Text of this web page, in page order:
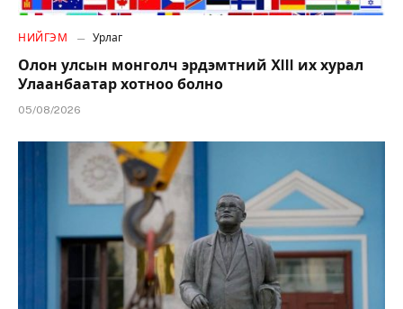
НИЙГЭМ Урлаг
Олон улсын монголч эрдэмтний XIII их хурал
Улаанбаатар хотноо болно
05/08/2026